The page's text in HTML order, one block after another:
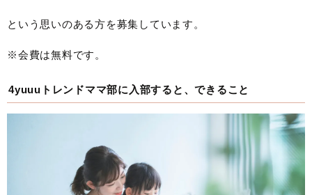
という思いのある方を募集しています。
※会費は無料です。
4yuuuトレンドママ部に入部すると、できること